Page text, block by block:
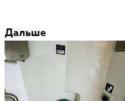
Дальше